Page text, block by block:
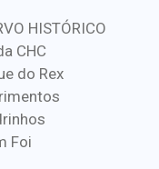
HISTÓRICO
CHC
do Rex
Foi